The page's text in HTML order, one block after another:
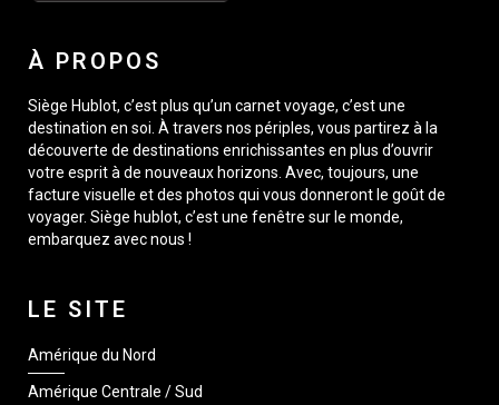
À PROPOS
Siège Hublot, c’est plus qu’un carnet voyage, c’est une
destination en soi. À travers nos périples, vous partirez à la
découverte de destinations enrichissantes en plus d’ouvrir
votre esprit à de nouveaux horizons. Avec, toujours, une
facture visuelle et des photos qui vous donneront le goût de
voyager. Siège hublot, c’est une fenêtre sur le monde,
embarquez avec nous !
LE SITE
Amérique du Nord
Amérique Centrale / Sud